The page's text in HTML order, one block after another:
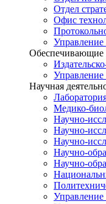
Отдел
Офис
Обеспечивающие
Управление
Научная
Медико-
Научно-
Научно-
Научно-
Научно-
Научно-
Управление